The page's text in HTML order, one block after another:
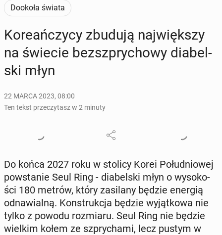
Dookoła świata
Ko­re­ań­czy­cy zbudują naj­więk­szy
na świecie bez­sz­pry­cho­wy dia­bel­
ski młyn
22 MARCA 2023, 08:00
Ten tekst przeczytasz w 2 minuty
Do końca 2027 roku w stolicy Korei Po­łu­dnio­wej
po­wsta­nie Seul Ring - dia­bel­ski młyn o wy­so­ko­
ści 180 metrów, który za­si­la­ny będzie energią
od­na­wial­ną. Kon­struk­cja będzie wy­jąt­ko­wa nie
tylko z powodu roz­mia­ru. Seul Ring nie będzie
wielkim kołem ze szpry­cha­mi, lecz pustym w